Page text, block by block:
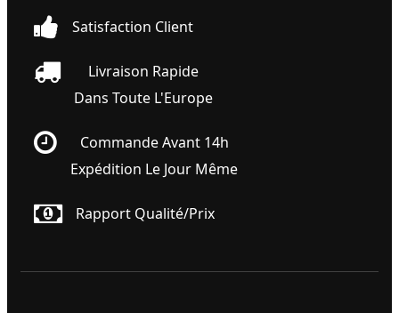
Satisfaction Client
Livraison Rapide
Dans Toute L'Europe
Commande Avant 14h
Expédition Le Jour Même
Rapport Qualité/prix